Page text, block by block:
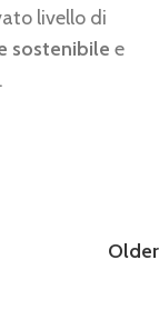
livello di
sostenibile e
.
Older